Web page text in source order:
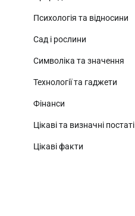
Психологія та відносини
Сад і рослини
Символіка та значення
Технології та гаджети
Фінанси
Цікаві та визначні постаті
Цікаві факти